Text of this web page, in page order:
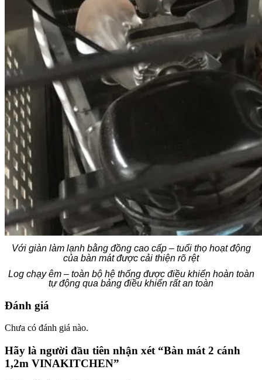
Với giàn làm lạnh bằng đồng cao cấp – tuổi thọ hoạt động
của bàn mát được cải thiện rõ rệt
Log chạy êm – toàn bộ hệ thống được điều khiển hoàn toàn
tự động qua bảng điều khiển rất an toàn
Đánh giá
Chưa có đánh giá nào.
Hãy là người đầu tiên nhận xét “Bàn mát 2 cánh
1,2m VINAKITCHEN”